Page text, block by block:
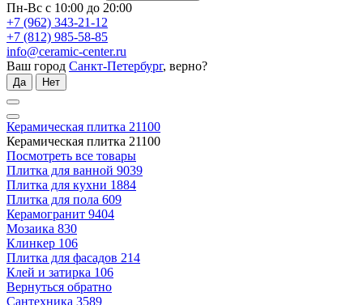
Пн-Вс с 10:00 до 20:00
+7 (962) 343-21-12
+7 (812) 985-58-85
info@ceramic-center.ru
Ваш город Санкт-Петербург, верно?
Да Нет
Керамическая плитка 21100
Керамическая плитка 21100
Посмотреть все товары
Плитка для ванной 9039
Плитка для кухни 1884
Плитка для пола 609
Керамогранит 9404
Мозаика 830
Клинкер 106
Плитка для фасадов 214
Клей и затирка 106
Вернуться обратно
Сантехника 3589